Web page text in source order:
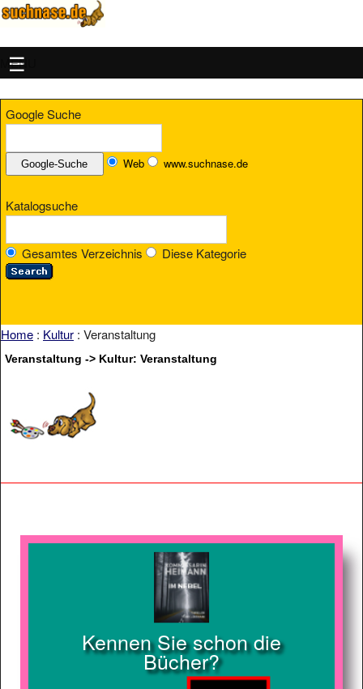
MENU
Google Suche
Web www.suchnase.de
Katalogsuche
Gesamtes Verzeichnis Diese Kategorie
Home : Kultur : Veranstaltung
Veranstaltung -> Kultur: Veranstaltung
Kennen Sie schon die
Bücher?